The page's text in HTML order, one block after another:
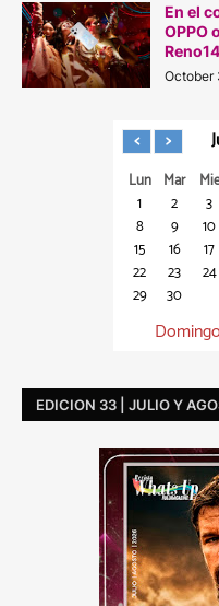
En el
OPPO
October
Lun Mar Mie
1
2 3
8
9 10
15
16 17
22
23 24
29
30
EDICION 33 | JULIO Y